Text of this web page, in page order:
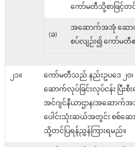
ကော်မတီသို့စာဖြင့်တ
(ခ)
အဆောက်အအုံ ဆောက်လု
စပ်လျဉ်း၍ ကော်မတီ
၂၁။
ကော်မတီသည် နည်းဥပဒေ ၂
ဆောက်လုပ်ခြင်းလုပ်ငန်း ပြီးစီ
အင်ဂျင်နီယာဌာန(အဆော
ပေါင်းသုံးဆယ်အတွင်း စစ်ဆေ
သို့တင်ပြရန်ညွှန်ကြားရမည်။